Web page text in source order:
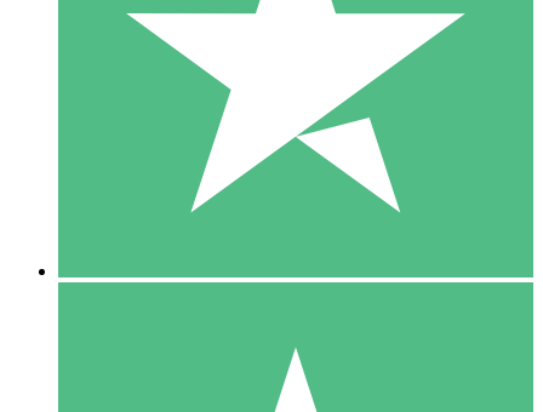
Betaal per gebruik met downloadtegoeden. Geen maandelijkse
1000
10 Downloaden
20 00